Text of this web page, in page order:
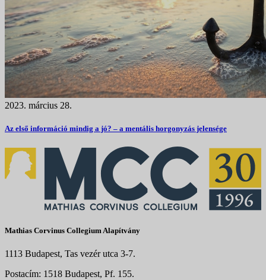
2023. március 28.
Az első információ mindig a jó? – a mentális horgonyzás jelensége
Mathias Corvinus Collegium Alapítvány
1113 Budapest, Tas vezér utca 3-7.
Postacím: 1518 Budapest, Pf. 155.